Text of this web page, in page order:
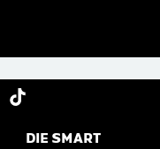
DIE SMART